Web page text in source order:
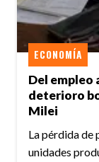
Del empleo
deterioro
Milei
ECONOMÍA
La pérdida de
unidades